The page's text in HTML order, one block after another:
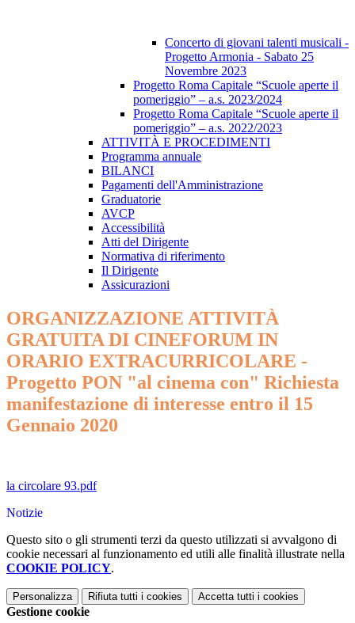
Concerto di giovani talenti musicali -
Progetto Armonia - Sabato 25
Novembre 2023
Progetto Roma Capitale “Scuole aperte il
pomeriggio” – a.s. 2023/2024
Progetto Roma Capitale “Scuole aperte il
pomeriggio” – a.s. 2022/2023
ATTIVITÀ E PROCEDIMENTI
Programma annuale
BILANCI
Pagamenti dell'Amministrazione
Graduatorie
AVCP
Accessibilità
Atti del Dirigente
Normativa di riferimento
Il Dirigente
Assicurazioni
ORGANIZZAZIONE ATTIVITÀ
GRATUITA DI CINEFORUM IN
ORARIO EXTRACURRICOLARE -
Progetto PON "al cinema con" Richiesta
manifestazione di interesse entro il 15
Gennaio 2020
la circolare 93.pdf
Notizie
Questo sito o gli strumenti terzi da questo utilizzati si avvalgono di
cookie necessari al funzionamento ed utili alle finalità illustrate nella
COOKIE POLICY.
Personalizza Rifiuta tutti i cookies Accetta tutti i cookies
Gestione cookie